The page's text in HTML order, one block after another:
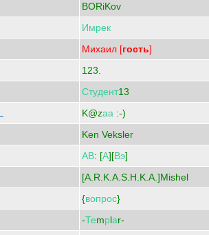
BORiKov
Имрек
Михаил [гость]
123.
Студент13
K@zаа :-)
Ken Veksler
АВ: [А][Вэ]
[A.R.K.A.S.H.K.A.]Mishel
{вопрос}
-Теmрlаr-